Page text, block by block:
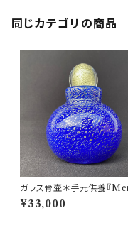
同じカテゴリの商品
ガラス骨壷＊手元供養『
ies 想いで』＊GOLD LEAF
リーズ(青＆金箔)
¥33,000